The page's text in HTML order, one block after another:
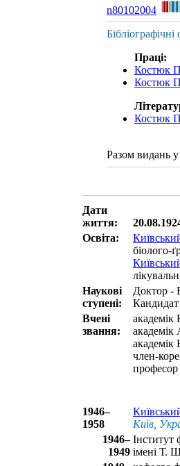
n80102004
Праці:
Костюк
Костюк
Костюк
Разом видань
Дати
життя:
Освіта:
біолого-
Наукові
ступені:
Доктор -
Кандидат
Вчені
звання:
член-
1946–
1958
Київ,
1946–
1949
Інститут
імені Т.